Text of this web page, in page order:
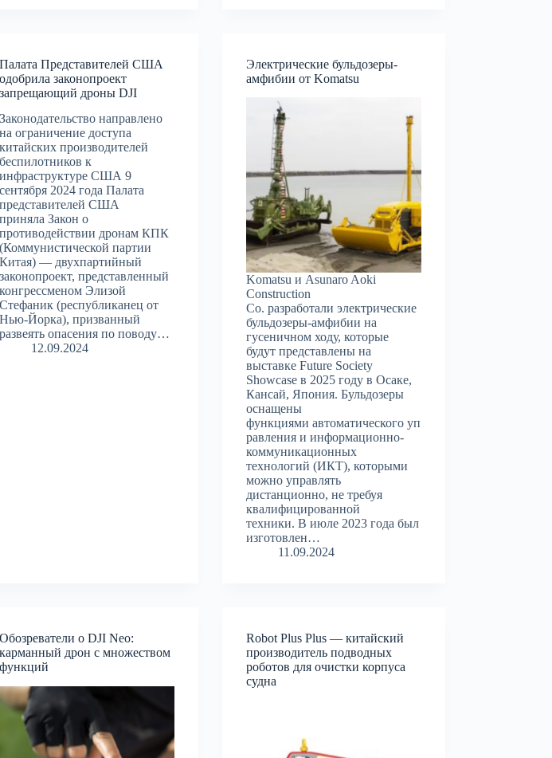
Палата Представителей США
одобрила законопроект
запрещающий дроны DJI
Законодательство направлено
на ограничение доступа
китайских производителей
беспилотников к
инфраструктуре США 9
сентября 2024 года Палата
представителей США
приняла Закон о
противодействии дронам КПК
(Коммунистической партии
Китая) — двухпартийный
законопроект, представленный
конгрессменом Элизой
Стефаник (республиканец от
Нью-Йорка), призванный
развеять опасения по поводу…
12.09.2024
Электрические бульдозеры-
амфибии от Komatsu
Komatsu и Asunaro Aoki
Construction
Co. разработали электрические
бульдозеры-амфибии на
гусеничном ходу, которые
будут представлены на
выставке Future Society
Showcase в 2025 году в Осаке,
Кансай, Япония. Бульдозеры
оснащены
функциями автоматического уп
равления и информационно-
коммуникационных
технологий (ИКТ), которыми
можно управлять
дистанционно, не требуя
квалифицированной
техники. В июле 2023 года был
изготовлен…
11.09.2024
Обозреватели о DJI Neo:
карманный дрон с множеством
функций
Robot Plus Plus — китайский
производитель подводных
роботов для очистки корпуса
судна